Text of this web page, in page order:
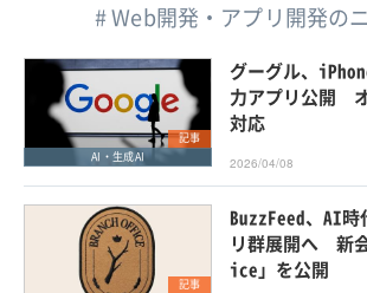
# Web開発・アプリ開発の
記事
AI・生成AI
グーグル、
力アプリ公開
対応
2026/04/08
記事
BuzzFeed、AI
リ群展開へ 新
ice」を公開